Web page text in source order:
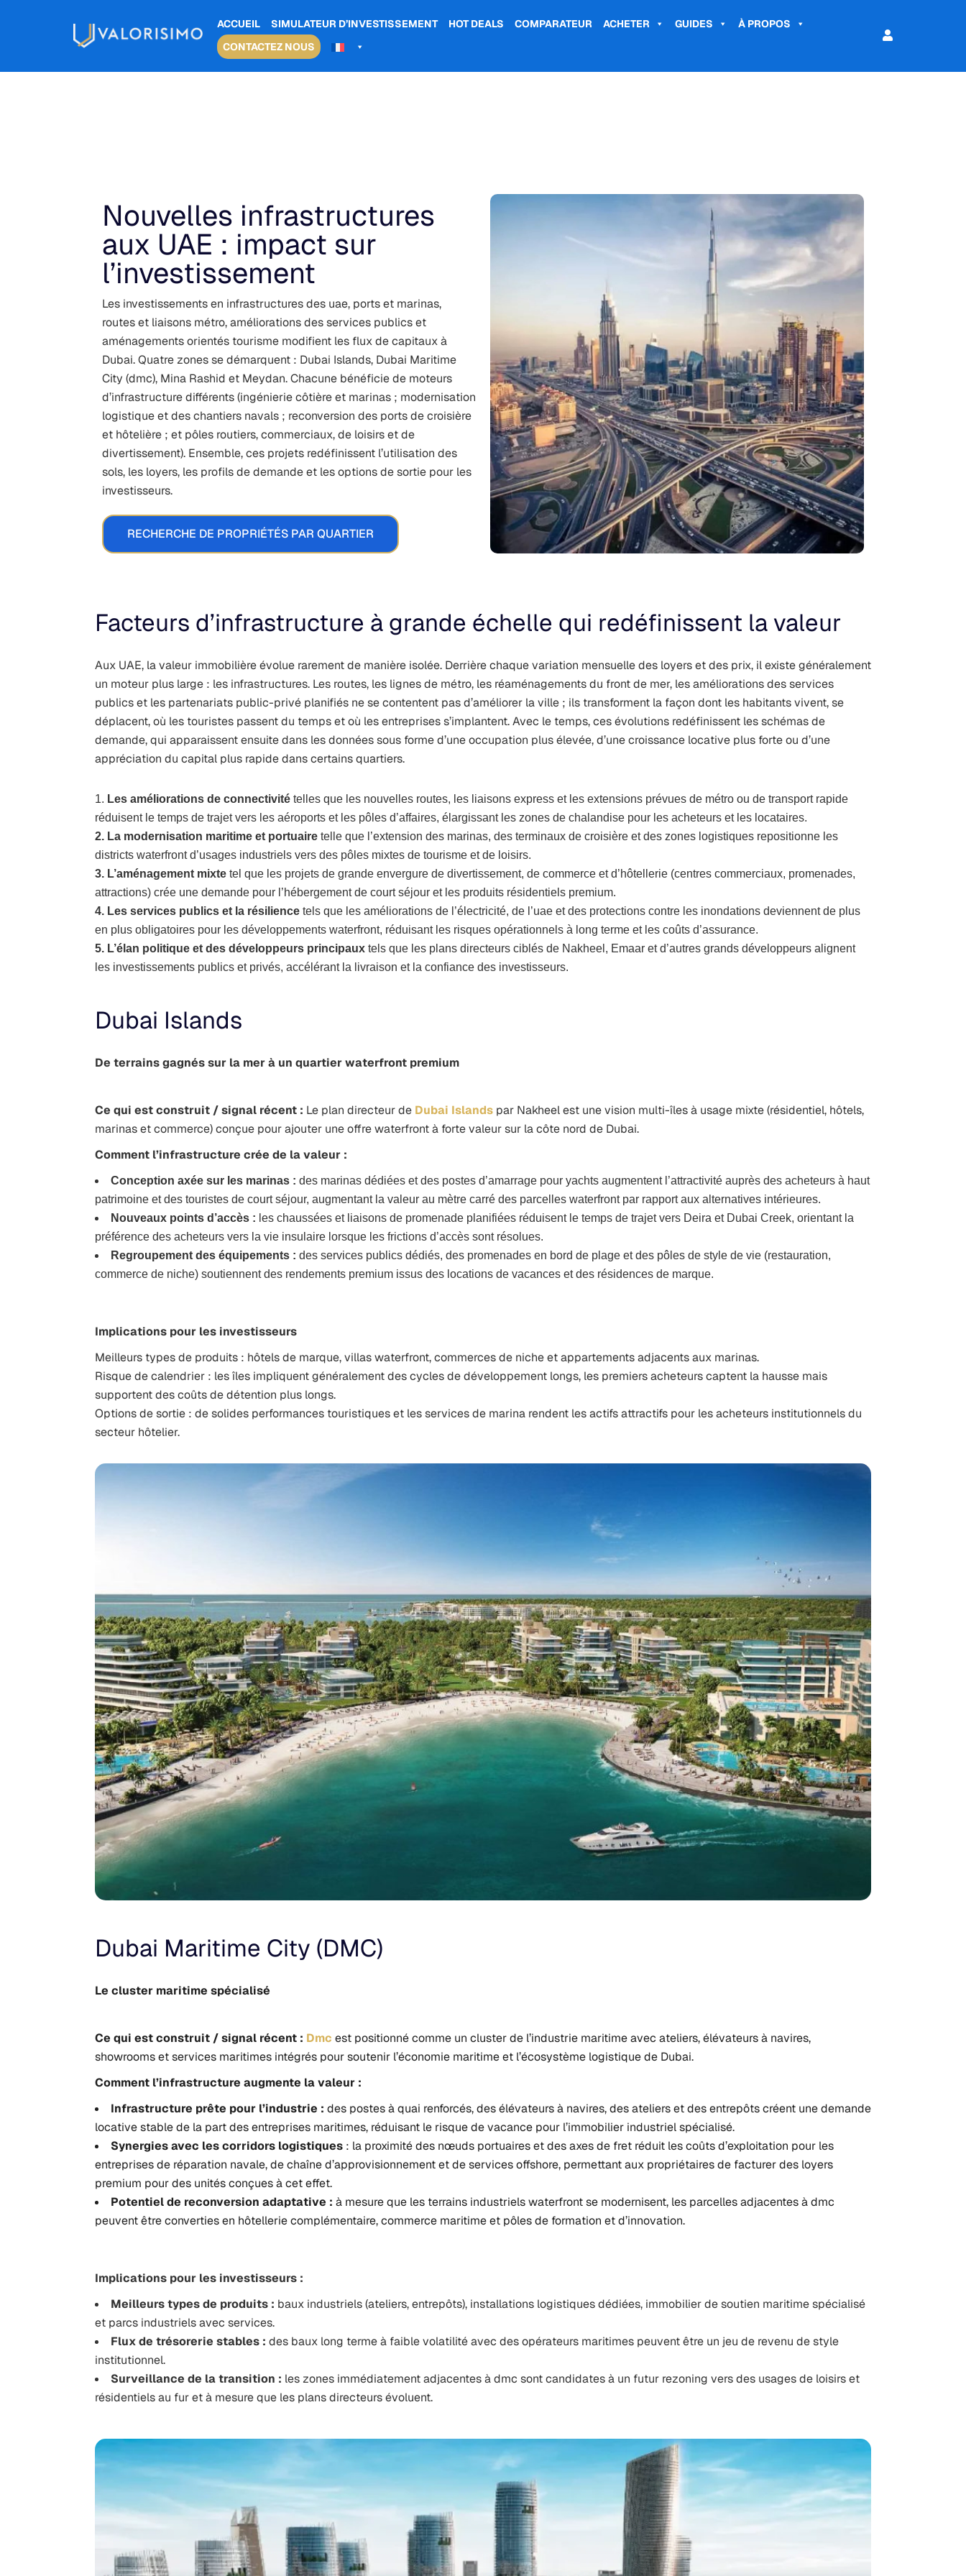
ACCUEIL SIMULATEUR D’INVESTISSEMENT HOT DEALS COMPARATEUR ACHETER GUIDES
À PROPOS
CONTACTEZ NOUS
Nouvelles infrastructures
aux UAE : impact sur
l’investissement
Les investissements en infrastructures des uae, ports et marinas,
routes et liaisons métro, améliorations des services publics et
aménagements orientés tourisme modifient les flux de capitaux à
Dubai. Quatre zones se démarquent : Dubai Islands, Dubai Maritime
City (dmc), Mina Rashid et Meydan. Chacune bénéficie de moteurs
d’infrastructure différents (ingénierie côtière et marinas ; modernisation
logistique et des chantiers navals ; reconversion des ports de croisière
et hôtelière ; et pôles routiers, commerciaux, de loisirs et de
divertissement). Ensemble, ces projets redéfinissent l’utilisation des
sols, les loyers, les profils de demande et les options de sortie pour les
investisseurs.
RECHERCHE DE PROPRIÉTÉS PAR QUARTIER
Facteurs d’infrastructure à grande échelle qui redéfinissent la valeur
Aux UAE, la valeur immobilière évolue rarement de manière isolée. Derrière chaque variation mensuelle des loyers et des prix, il existe généralement
un moteur plus large : les infrastructures. Les routes, les lignes de métro, les réaménagements du front de mer, les améliorations des services
publics et les partenariats public-privé planifiés ne se contentent pas d’améliorer la ville ; ils transforment la façon dont les habitants vivent, se
déplacent, où les touristes passent du temps et où les entreprises s’implantent. Avec le temps, ces évolutions redéfinissent les schémas de
demande, qui apparaissent ensuite dans les données sous forme d’une occupation plus élevée, d’une croissance locative plus forte ou d’une
appréciation du capital plus rapide dans certains quartiers.
Les améliorations de connectivité telles que les nouvelles routes, les liaisons express et les extensions prévues de métro ou de transport rapide
réduisent le temps de trajet vers les aéroports et les pôles d’affaires, élargissant les zones de chalandise pour les acheteurs et les locataires.
2. La modernisation maritime et portuaire telle que l’extension des marinas, des terminaux de croisière et des zones logistiques repositionne les
districts waterfront d’usages industriels vers des pôles mixtes de tourisme et de loisirs.
3. L’aménagement mixte tel que les projets de grande envergure de divertissement, de commerce et d’hôtellerie (centres commerciaux, promenades,
attractions) crée une demande pour l’hébergement de court séjour et les produits résidentiels premium.
4. Les services publics et la résilience tels que les améliorations de l’électricité, de l’uae et des protections contre les inondations deviennent de plus
en plus obligatoires pour les développements waterfront, réduisant les risques opérationnels à long terme et les coûts d’assurance.
5. L’élan politique et des développeurs principaux tels que les plans directeurs ciblés de Nakheel, Emaar et d’autres grands développeurs alignent
les investissements publics et privés, accélérant la livraison et la confiance des investisseurs.
Dubai Islands ​
De terrains gagnés sur la mer à un quartier waterfront premium
Ce qui est construit / signal récent : Le plan directeur de Dubai Islands par Nakheel est une vision multi-îles à usage mixte (résidentiel, hôtels,
marinas et commerce) conçue pour ajouter une offre waterfront à forte valeur sur la côte nord de Dubai.
Comment l’infrastructure crée de la valeur :
Conception axée sur les marinas : des marinas dédiées et des postes d’amarrage pour yachts augmentent l’attractivité auprès des acheteurs à haut
patrimoine et des touristes de court séjour, augmentant la valeur au mètre carré des parcelles waterfront par rapport aux alternatives intérieures.
Nouveaux points d’accès : les chaussées et liaisons de promenade planifiées réduisent le temps de trajet vers Deira et Dubai Creek, orientant la
préférence des acheteurs vers la vie insulaire lorsque les frictions d’accès sont résolues.
Regroupement des équipements : des services publics dédiés, des promenades en bord de plage et des pôles de style de vie (restauration,
commerce de niche) soutiennent des rendements premium issus des locations de vacances et des résidences de marque.
Implications pour les investisseurs
Meilleurs types de produits : hôtels de marque, villas waterfront, commerces de niche et appartements adjacents aux marinas.
Risque de calendrier : les îles impliquent généralement des cycles de développement longs, les premiers acheteurs captent la hausse mais
supportent des coûts de détention plus longs.
Options de sortie : de solides performances touristiques et les services de marina rendent les actifs attractifs pour les acheteurs institutionnels du
secteur hôtelier.
Dubai Maritime City (DMC)​
Le cluster maritime spécialisé
Ce qui est construit / signal récent : Dmc est positionné comme un cluster de l’industrie maritime avec ateliers, élévateurs à navires,
showrooms et services maritimes intégrés pour soutenir l’économie maritime et l’écosystème logistique de Dubai.
Comment l’infrastructure augmente la valeur :
Infrastructure prête pour l’industrie : des postes à quai renforcés, des élévateurs à navires, des ateliers et des entrepôts créent une demande
locative stable de la part des entreprises maritimes, réduisant le risque de vacance pour l’immobilier industriel spécialisé.
Synergies avec les corridors logistiques : la proximité des nœuds portuaires et des axes de fret réduit les coûts d’exploitation pour les
entreprises de réparation navale, de chaîne d’approvisionnement et de services offshore, permettant aux propriétaires de facturer des loyers
premium pour des unités conçues à cet effet.
Potentiel de reconversion adaptative : à mesure que les terrains industriels waterfront se modernisent, les parcelles adjacentes à dmc
peuvent être converties en hôtellerie complémentaire, commerce maritime et pôles de formation et d’innovation.
Implications pour les investisseurs :
Meilleurs types de produits : baux industriels (ateliers, entrepôts), installations logistiques dédiées, immobilier de soutien maritime spécialisé
et parcs industriels avec services.
Flux de trésorerie stables : des baux long terme à faible volatilité avec des opérateurs maritimes peuvent être un jeu de revenu de style
institutionnel.
Surveillance de la transition : les zones immédiatement adjacentes à dmc sont candidates à un futur rezoning vers des usages de loisirs et
résidentiels au fur et à mesure que les plans directeurs évoluent.